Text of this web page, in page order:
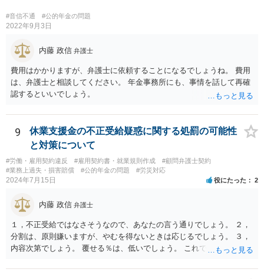
#音信不通 #公的年金の問題
2022年9月3日
内藤 政信 弁護士
費用はかかりますが、弁護士に依頼することになるでしょうね。 費用
は、弁護士と相談してください。 年金事務所にも、事情を話して再確
認するといいでしょう。
9
休業支援金の不正受給疑惑に関する処罰の可能性
と対策について
#労働・雇用契約違反 #雇用契約書・就業規則作成
#顧問弁護士契約
#業務上過失・損害賠償
#公的年金の問題 #労災対応
2024年7月15日 役にたった 2
内藤 政信 弁護士
１，不正受給ではなさそうなので、あなたの言う通りでしょう。 ２，
分割は、原則嫌いますが、やむを得ないときは応じるでしょう。 ３，
内容次第でしょう。 覆せる％は、低いでしょう。 これで終わります。